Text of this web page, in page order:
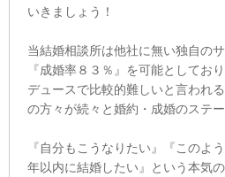
いきましょう！
当結婚相談所は他社に無い独自の
『成婚率８３％』を可能としてお
デュースで比較的難しいと言われ
の方々が続々と婚約・成婚のステ
『自分もこうなりたい』『このよ
年以内に結婚したい』という本気